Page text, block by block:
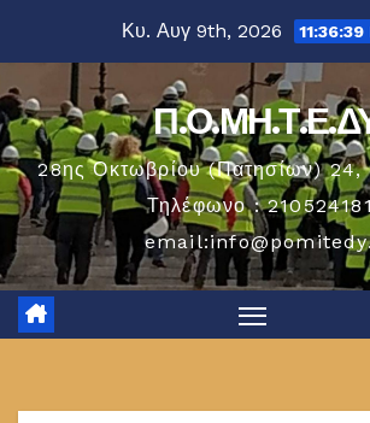
περιεχόμενο
Κυ. Αυγ 9th, 2026 11:36:40
28ης Οκτωβρίου (Πατησίων) 24,
Τηλέφωνο :